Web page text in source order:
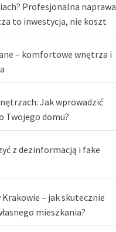
Profesjonalna naprawa
to inwestycja, nie koszt
– komfortowe wnętrza i
Jak wprowadzić
Twojego domu?
z dezinformacją i fake
– jak skutecznie
mieszkania?